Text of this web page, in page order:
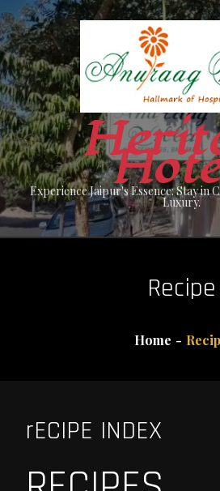
Skip
to
content
Experience Jaipur's Essence: Stay
Luxury.
Recipe
Home
rECIPE INDEX